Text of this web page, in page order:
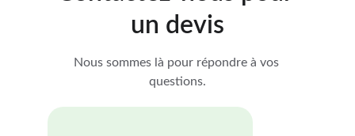
un devis
Nous sommes là pour répondre à vos
questions.